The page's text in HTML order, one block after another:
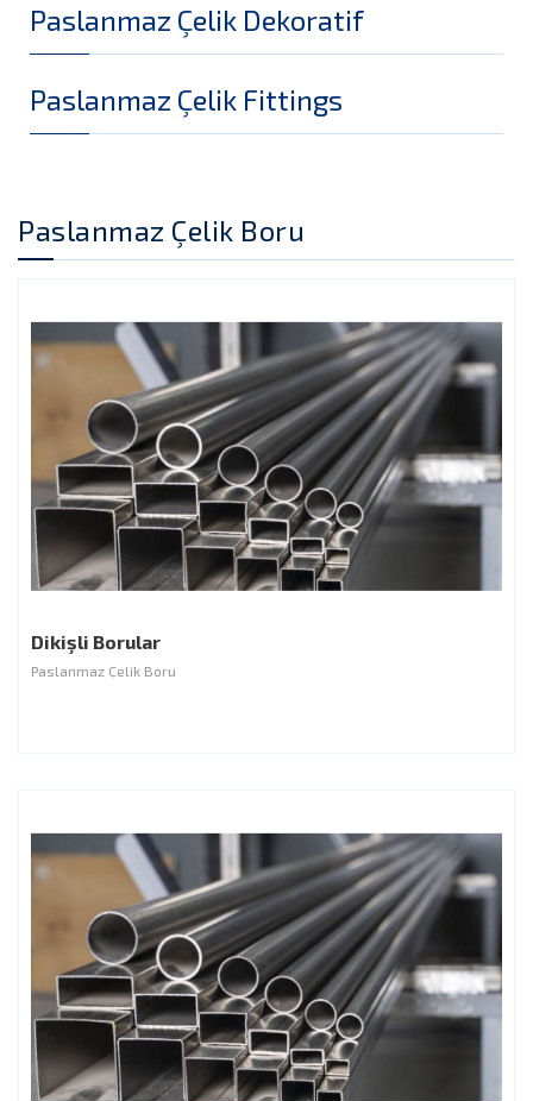
Paslanmaz Çelik Dekoratif
Paslanmaz Çelik Fittings
Paslanmaz Çelik Boru
Dikişli Borular
Paslanmaz Çelik Boru